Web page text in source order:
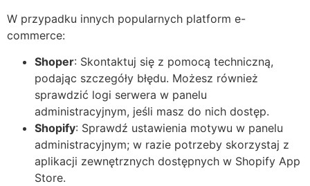
W przypadku innych popularnych platform e-
commerce:
Shoper: Skontaktuj się z pomocą techniczną,
podając szczegóły błędu. Możesz również
sprawdzić logi serwera w panelu
administracyjnym, jeśli masz do nich dostęp.
Shopify: Sprawdź ustawienia motywu w panelu
administracyjnym; w razie potrzeby skorzystaj z
aplikacji zewnętrznych dostępnych w Shopify App
Store.